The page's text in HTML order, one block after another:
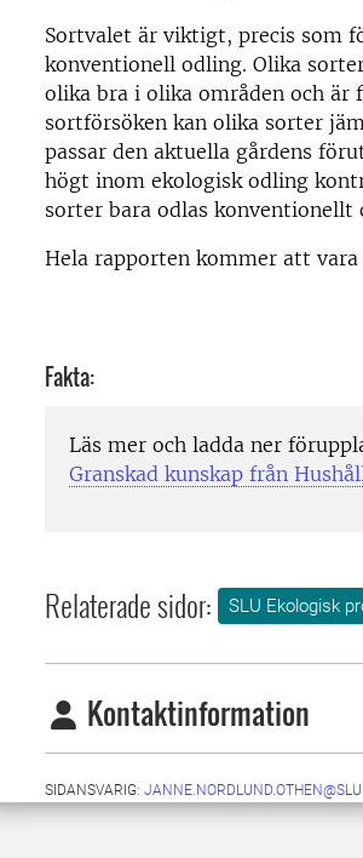
Sortvalet är viktigt, precis som
konventionell odling. Olika
olika bra i olika områden och är
sortförsöken kan olika sorter
passar den aktuella gårdens
högt inom ekologisk odling
sorter bara odlas konventionellt
Hela rapporten kommer att
Fakta:
Läs mer och ladda ner
Granskad kunskap från
Relaterade sidor: SLU Ekologisk
Kontaktinformation
SIDANSVARIG: